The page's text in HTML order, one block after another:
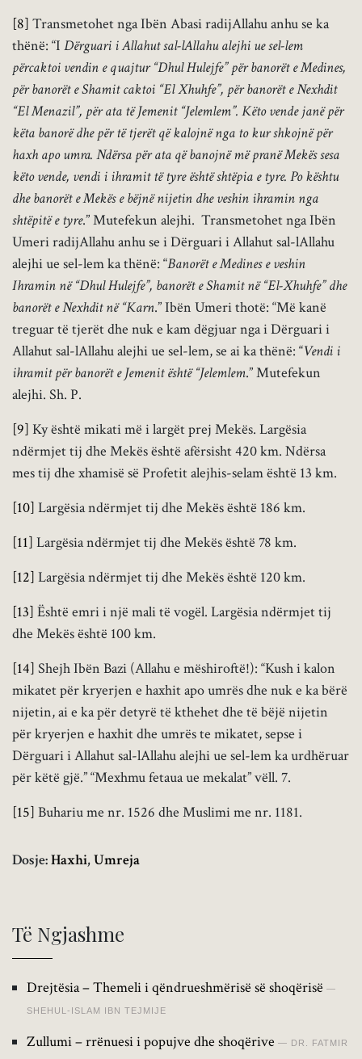
[8] Transmetohet nga Ibën Abasi radijAllahu anhu se ka
thënë: “I Dërguari i Allahut sal-lAllahu alejhi ue sel-lem
përcaktoi vendin e quajtur “Dhul Hulejfe” për banorët e Medines,
për banorët e Shamit caktoi “El Xhuhfe”, për banorët e Nexhdit
“El Menazil”, për ata të Jemenit “Jelemlem”. Këto vende janë për
këta banorë dhe për të tjerët që kalojnë nga to kur shkojnë për
haxh apo umra. Ndërsa për ata që banojnë më pranë Mekës sesa
këto vende, vendi i ihramit të tyre është shtëpia e tyre. Po kështu
dhe banorët e Mekës e bëjnë nijetin dhe veshin ihramin nga
shtëpitë e tyre.” Mutefekun alejhi. Transmetohet nga Ibën
Umeri radijAllahu anhu se i Dërguari i Allahut sal-lAllahu
alejhi ue sel-lem ka thënë: “Banorët e Medines e veshin
Ihramin në “Dhul Hulejfe”, banorët e Shamit në “El-Xhuhfe” dhe
banorët e Nexhdit në “Karn.” Ibën Umeri thotë: “Më kanë
treguar të tjerët dhe nuk e kam dëgjuar nga i Dërguari i
Allahut sal-lAllahu alejhi ue sel-lem, se ai ka thënë: “Vendi i
ihramit për banorët e Jemenit është “Jelemlem.” Mutefekun
alejhi. Sh. P.
[9] Ky është mikati më i largët prej Mekës. Largësia
ndërmjet tij dhe Mekës është afërsisht 420 km. Ndërsa
mes tij dhe xhamisë së Profetit alejhis-selam është 13 km.
[10] Largësia ndërmjet tij dhe Mekës është 186 km.
[11] Largësia ndërmjet tij dhe Mekës është 78 km.
[12] Largësia ndërmjet tij dhe Mekës është 120 km.
[13] Është emri i një mali të vogël. Largësia ndërmjet tij
dhe Mekës është 100 km.
[14] Shejh Ibën Bazi (Allahu e mëshiroftë!): “Kush i kalon
mikatet për kryerjen e haxhit apo umrës dhe nuk e ka bërë
nijetin, ai e ka për detyrë të kthehet dhe të bëjë nijetin
për kryerjen e haxhit dhe umrës te mikatet, sepse i
Dërguari i Allahut sal-lAllahu alejhi ue sel-lem ka urdhëruar
për këtë gjë.” “Mexhmu fetaua ue mekalat” vëll. 7.
[15] Buhariu me nr. 1526 dhe Muslimi me nr. 1181.
Dosje:Haxhi,Umreja
Të Ngjashme
Drejtësia – Themeli i qëndrueshmërisë së shoqërisë
SHEHUL-ISLAM IBN TEJMIJE
Zullumi – rrënuesi i popujve dhe shoqërive DR. FATMIR